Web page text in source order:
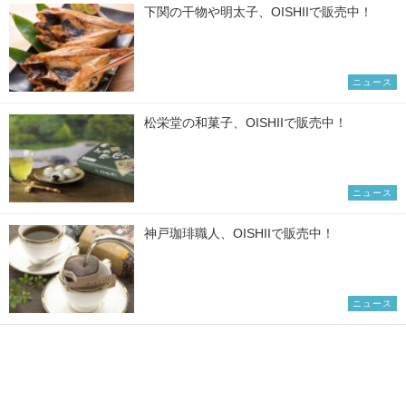
下関の干物や明太子、OISHIIで販売中！
ニュース
松栄堂の和菓子、OISHIIで販売中！
ニュース
神戸珈琲職人、OISHIIで販売中！
ニュース